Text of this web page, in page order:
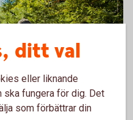
ditt val
eller liknande
fungera för dig. Det
som förbättrar din